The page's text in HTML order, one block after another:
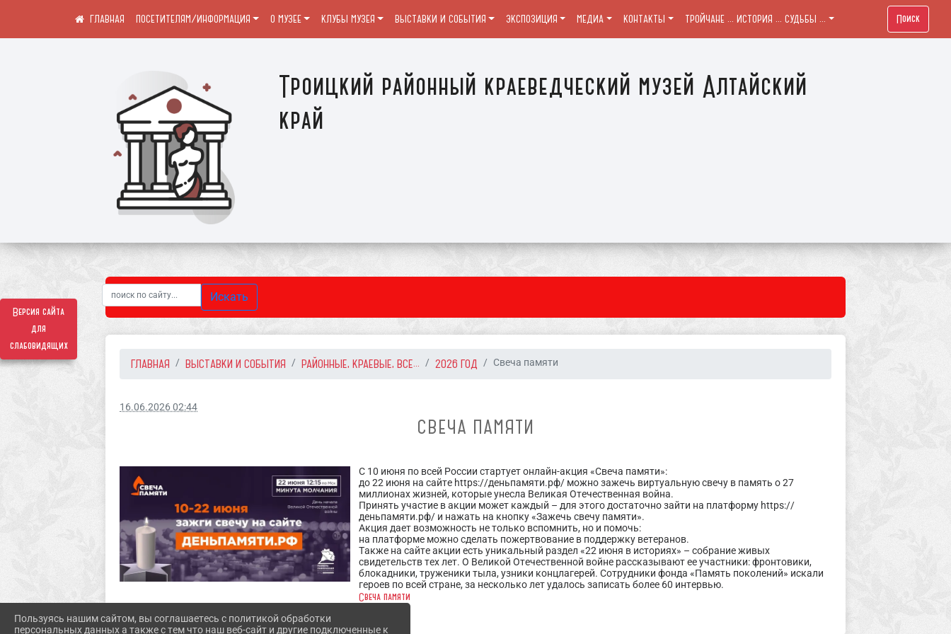
Версия сайта
для
слабовидящих
Троицкий районный краеведческий музей Алтайский
край
ПОСЕТИТЕЛЯМ/ИНФОРМАЦИЯ О МУЗЕЕ КЛУБЫ МУЗЕЯ ВЫСТАВКИ И СОБЫТИЯ ЭКСПОЗИЦИЯ МЕДИА КОНТАКТЫ ТРОЙЧАНЕ ... ИСТОРИЯ ... СУДЬБЫ ... Поиск
Искать
ГЛАВНАЯ ВЫСТАВКИ И СОБЫТИЯ РАЙОННЫЕ, КРАЕВЫЕ, ВСЕ... 2026 ГОД Свеча памяти
16.06.2026 02:44
СВЕЧА ПАМЯТИ
С 10 июня по всей России стартует онлайн-акция «Свеча памяти»:
до 22 июня на сайте https://деньпамяти.рф/ можно зажечь виртуальную свечу в память о 27
миллионах жизней, которые унесла Великая Отечественная война.
Принять участие в акции может каждый – для этого достаточно зайти на платформу https://
деньпамяти.рф/ и нажать на кнопку «Зажечь свечу памяти».
Акция дает возможность не только вспомнить, но и помочь:
на платформе можно сделать пожертвование в поддержку ветеранов.
Также на сайте акции есть уникальный раздел «22 июня в историях» – собрание живых
свидетельств тех лет. О Великой Отечественной войне рассказывают ее участники: фронтовики,
блокадники, труженики тыла, узники концлагерей. Сотрудники фонда «Память поколений» искали
героев по всей стране, за несколько лет удалось записать более 60 интервью.
Свеча памяти
Пользуясь нашим сайтом, вы соглашаетесь с политикой обработки
персональных данных а также с тем что наш веб-сайт и другие подключенные к